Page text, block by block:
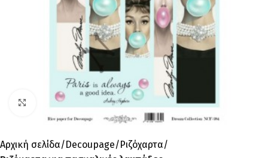
Click to enlarge
Αρχική σελίδα Decoupage Ριζόχαρτα